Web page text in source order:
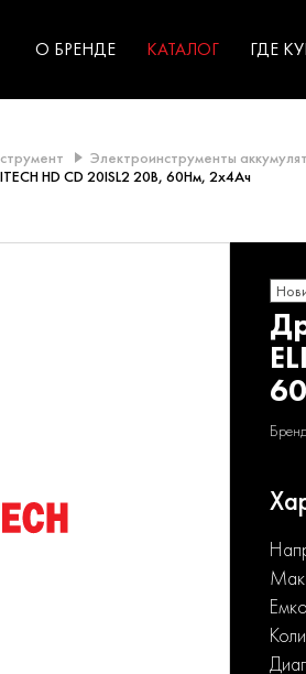
О БРЕНДЕ КАТАЛОГ ГДЕ
Электроинструменты
HD CD 20ISL2 20В, 60Нм, 2х4Ач